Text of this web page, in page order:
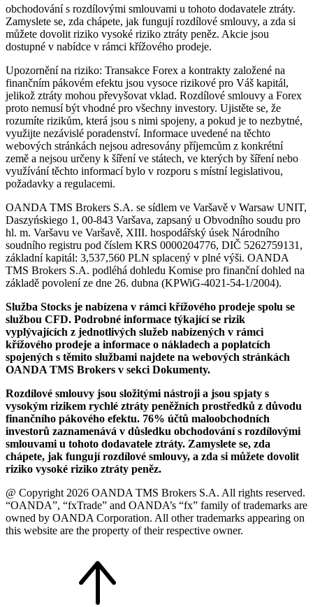
obchodování s rozdílovými smlouvami u tohoto dodavatele ztráty.
Zamyslete se, zda chápete, jak fungují rozdílové smlouvy, a zda si
můžete dovolit riziko vysoké riziko ztráty peněz. Akcie jsou
dostupné v nabídce v rámci křížového prodeje.
Upozornění na riziko: Transakce Forex a kontrakty založené na
finančním pákovém efektu jsou vysoce rizikové pro Váš kapitál,
jelikož ztráty mohou převyšovat vklad. Rozdílové smlouvy a Forex
proto nemusí být vhodné pro všechny investory. Ujistěte se, že
rozumíte rizikům, která jsou s nimi spojeny, a pokud je to nezbytné,
využijte nezávislé poradenství. Informace uvedené na těchto
webových stránkách nejsou adresovány příjemcům z konkrétní
země a nejsou určeny k šíření ve státech, ve kterých by šíření nebo
využívání těchto informací bylo v rozporu s místní legislativou,
požadavky a regulacemi.
OANDA TMS Brokers S.A. se sídlem ve Varšavě v Warsaw UNIT,
Daszyńskiego 1, 00-843 Varšava, zapsaný u Obvodního soudu pro
hl. m. Varšavu ve Varšavě, XIII. hospodářský úsek Národního
soudního registru pod číslem KRS 0000204776, DIČ 5262759131,
základní kapitál: 3,537,560 PLN splacený v plné výši. OANDA
TMS Brokers S.A. podléhá dohledu Komise pro finanční dohled na
základě povolení ze dne 26. dubna (KPWiG-4021-54-1/2004).
Služba Stocks je nabízena v rámci křížového prodeje spolu se
službou CFD. Podrobné informace týkající se rizik
vyplývajících z jednotlivých služeb nabízených v rámci
křížového prodeje a informace o nákladech a poplatcích
spojených s těmito službami najdete na webových stránkách
OANDA TMS Brokers v sekci Dokumenty.
Rozdílové smlouvy jsou složitými nástroji a jsou spjaty s
vysokým rizikem rychlé ztráty peněžních prostředků z důvodu
finančního pákového efektu. 76% účtů maloobchodních
investorů zaznamenává v důsledku obchodování s rozdílovými
smlouvami u tohoto dodavatele ztráty. Zamyslete se, zda
chápete, jak fungují rozdílové smlouvy, a zda si můžete dovolit
riziko vysoké riziko ztráty peněz.
@ Copyright 2026 OANDA TMS Brokers S.A. All rights reserved.
“OANDA”, “fxTrade” and OANDA’s “fx” family of trademarks are
owned by OANDA Corporation. All other trademarks appearing on
this website are the property of their respective owner.